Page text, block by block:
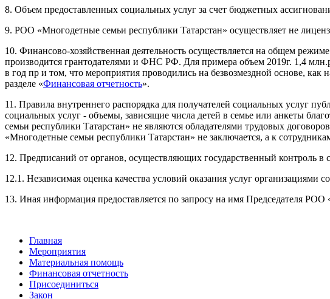
8. Объем предоставленных социальных услуг за счет бюджетных
9. РОО «Многодетные семьи республики Татарстан» осуществляет не
10. Финансово-хозяйственная деятельность осуществляется на общем
производится грантодателями и ФНС РФ. Для примера объем 2019г. 1,4
в год пр и том, что мероприятия проводились на безвозмездной основе,
разделе «Финансовая отчетность».
11. Правила внутреннего распорядка для получателей социальных услуг
социальных услуг - объемы, зависящие числа детей в семье или анкеты
семьи республики Татарстан» не являются обладателями трудовых
«Многодетные семьи республики Татарстан» не заключается, а к
12. Предписаний от органов, осуществляющих государственный контроль в
12.1. Независимая оценка качества условий оказания услуг организациями
13. Иная информация предоставляется по запросу на имя Председателя
Главная
Мероприятия
Материальная помощь
Финансовая отчетность
Присоединиться
Закон